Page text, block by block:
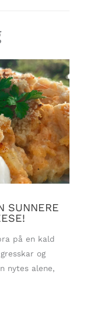
SUNNERE
på en kald
og
nytes alene,